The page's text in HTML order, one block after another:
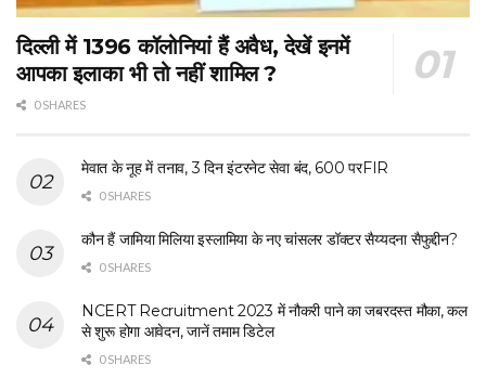
दिल्ली में 1396 कॉलोनियां हैं अवैध, देखें इनमें
आपका इलाका भी तो नहीं शामिल ?
0 SHARES
मेवात के नूह में तनाव, 3 दिन इंटरनेट सेवा बंद, 600 परFIR
0 SHARES
कौन हैं जामिया मिलिया इस्लामिया के नए चांसलर डॉक्टर सैय्यदना सैफुद्दीन?
0 SHARES
NCERT Recruitment 2023 में नौकरी पाने का जबरदस्त मौका, कल
से शुरू होगा आवेदन, जानें तमाम डिटेल
0 SHARES